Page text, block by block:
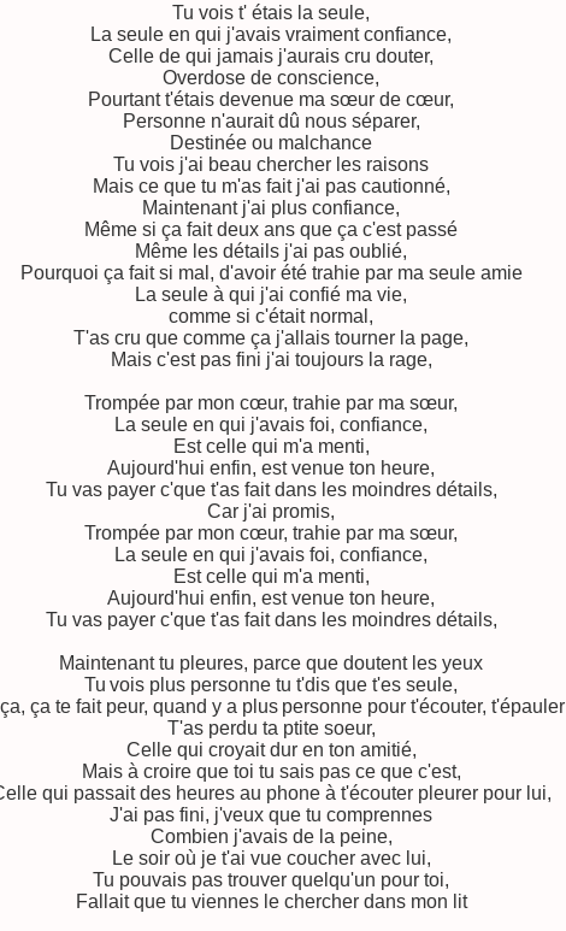
Tu vois t' étais la seule,
La seule en qui j'avais vraiment confiance,
Celle de qui jamais j'aurais cru douter,
Overdose de conscience,
Pourtantt'étais devenue ma sœur de cœur,
Personne n'aurait dû nous séparer,
Destinée ou malchance
Tu vois j'ai beau chercher les raisons
Mais ce que tu m'as fait j'ai pas cautionné,
Maintenant j'ai plus confiance,
Même si ça fait deux ans que ça c'est passé
Même les détails j'ai pas oublié,
Pourquoi ça fait si mal, d'avoir été trahie par ma seule amie
La seule à qui j'ai confié ma vie,
comme si c'était normal,
T'as cru que comme ça j'allais tourner la page,
Mais c'est pas fini j'ai toujours la rage,
Trompée par mon cœur, trahie par ma sœur,
La seule en qui j'avais foi, confiance,
Est celle qui m'a menti,
Aujourd'hui enfin, est venue ton heure,
Tu vas payer c'que t'as fait dans les moindres détails,
Car j'ai promis,
Trompée par mon cœur, trahie par ma sœur,
La seule en qui j'avais foi, confiance,
Est celle qui m'a menti,
Aujourd'hui enfin, est venue ton heure,
Tu vas payer c'que t'as fait dans les moindres détails,
Maintenant tu pleures, parce que doutent les yeux
Tu vois plus personne tu t'dis que t'es seule,
ça te fait peur, quand y a plus personne pour t'écouter, t'épauler
T'as perdu ta ptite soeur,
Celle qui croyait dur en ton amitié,
Mais à croire que toi tu sais pas ce que c'est,
qui passait des heures au phone à t'écouter pleurer pour lui,
J'ai pas fini, j'veux que tu comprennes
Combien j'avais de la peine,
Le soir où je t'ai vue coucher avec lui,
Tu pouvais pas trouver quelqu'un pour toi,
Fallait que tu viennes le chercher dans mon lit